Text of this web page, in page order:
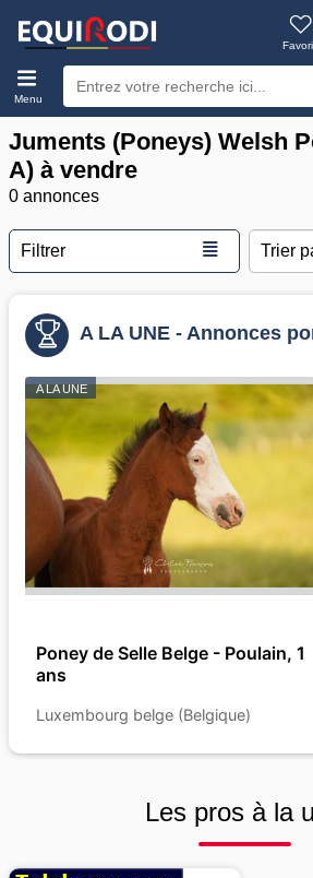
Menu
Juments (Poneys) Welsh
A) à vendre
0 annonces
Filtrer ≣
A LA UNE - Annonces
A LA UNE
Poney de Selle Belge - Poulain, 1
ans
Luxembourg belge (Belgique)
Les pros à la